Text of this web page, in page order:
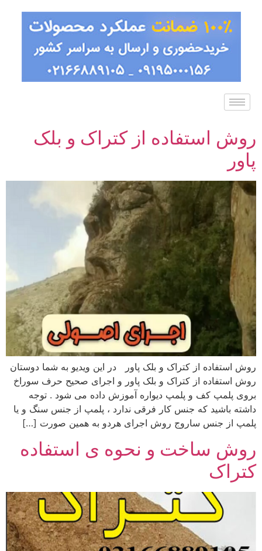
روش استفاده از کتراک و بلک
پاور
روش استفاده از کتراک و بلک پاور در این ویدیو به شما دوستان
روش استفاده از کتراک و بلک پاور و اجرای صحیح حرف سوراخ
بروی پلمپ کف و پلمپ دیواره آموزش داده می شود . توجه
داشته باشید که جنس کار فرقی ندارد ، پلمپ از جنس سنگ و یا
پلمپ از جنس ساروج روش اجرای هردو به همین صورت […]
روش ساخت و نحوه ی استفاده
کتراک